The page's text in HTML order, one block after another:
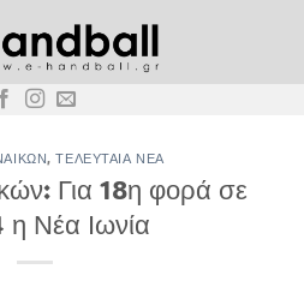
,ΤΕΛΕΥΤΑΊΑ ΝΈΑ
Για 18η φορά σε
Νέα Ιωνία